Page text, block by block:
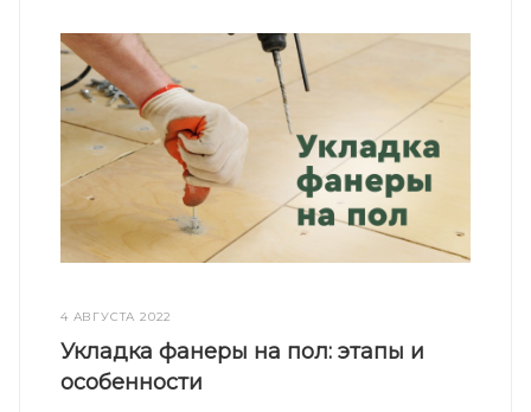
4 АВГУСТА 2022
Укладка фанеры на пол: этапы и
особенности